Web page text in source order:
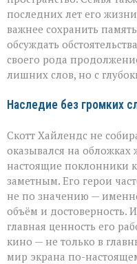
последних лет его
важнее сохранить
обсуждать
своего рода
лишних слов, но с
Наследие без громких
Скотт Хайлендс не
оказывался на обложках
настоящие поклонники
заметным. Его герои
не по значению —
объём и достоверность.
главная ценность его
кино — не только в
мир экрана по-